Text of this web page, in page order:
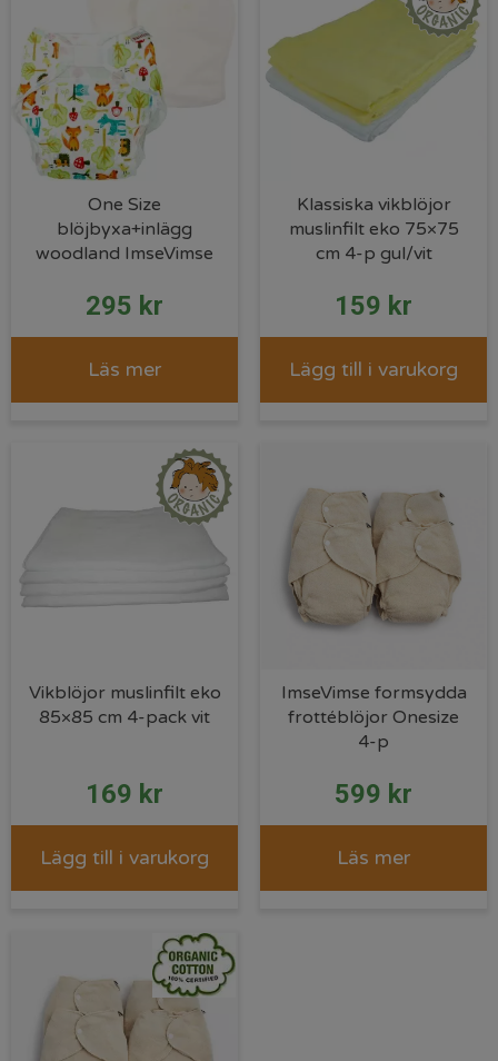
One Size
blöjbyxa+inlägg
woodland ImseVimse
295 kr
Läs mer
Klassiska vikblöjor
muslinfilt eko 75×75
cm 4-p gul/vit
159 kr
Lägg till i varukorg
Vikblöjor muslinfilt eko
85×85 cm 4-pack vit
169 kr
Lägg till i varukorg
ImseVimse formsydda
frottéblöjor Onesize
4-p
599 kr
Läs mer